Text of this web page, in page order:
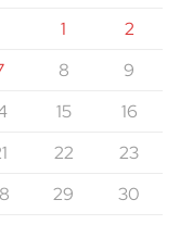
1
2
8
9
15
16
22
23
29
30